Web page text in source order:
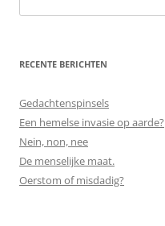
naar:
RECENTE BERICHTEN
Gedachtenspinsels
Een hemelse invasie op aarde?
Nein, non, nee
De menselijke maat.
Oerstom of misdadig?